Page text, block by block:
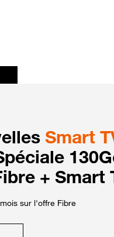
Smart
+ Smart
sur l'offre Fibre